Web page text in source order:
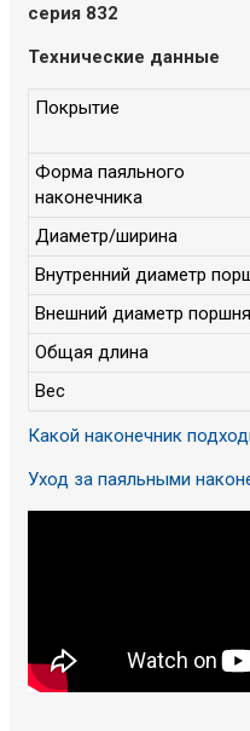
серия 832
Технические данные
Покрытие
Форма паяльного
наконечника
Диаметр/ширина
Внутренний диаметр
Внешний диаметр поршня
Общая длина
Вес
Какой наконечник
Уход за паяльными